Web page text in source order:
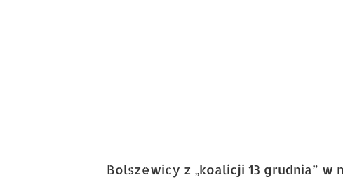
Bolszewicy z „koalicji 13 grudnia” w